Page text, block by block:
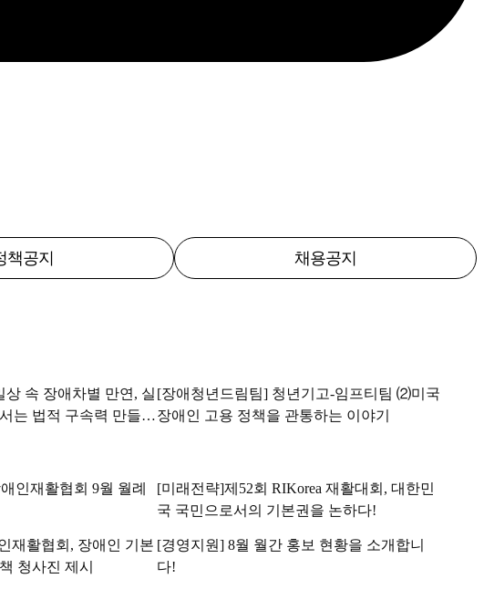
책공지 채용공지
속 장애차별 만연, 실
는 법적 구속력 만들어
[장애청년드림팀] 청년기고-임프티팀 ⑵미국
장애인 고용 정책을 관통하는 이야기
인재활협회 9월 월례
[미래전략]제52회 RIKorea 재활대회, 대한민
국 국민으로서의 기본권을 논하다!
재활협회, 장애인 기본
청사진 제시
[경영지원] 8월 월간 홍보 현황을 소개합니
다!